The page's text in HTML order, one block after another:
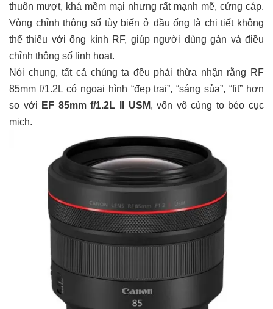
thuôn mượt, khá mềm mại nhưng rất mạnh mẽ, cứng cáp.
Vòng chỉnh thông số tùy biến ở đầu ống là chi tiết không
thể thiếu với ống kính RF, giúp người dùng gán và điều
chỉnh thông số linh hoạt.
Nói chung, tất cả chúng ta đều phải thừa nhận rằng RF
85mm f/1.2L có ngoại hình “đẹp trai”, “sáng sủa”, “fit” hơn
so với EF 85mm f/1.2L II USM, vốn vô cùng to béo cục
mịch.